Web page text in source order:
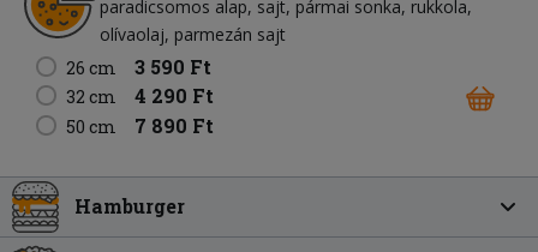
paradicsomos alap sajt pármai sonka rukkola
olívaolaj parmezán sajt
26 cm
3 590 Ft
32 cm 4 290 Ft
50 cm 7 890 Ft
Hamburger